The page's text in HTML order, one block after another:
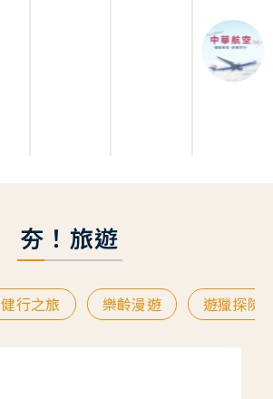
夯！旅遊
健行之旅 樂齡漫遊 遊獵探險